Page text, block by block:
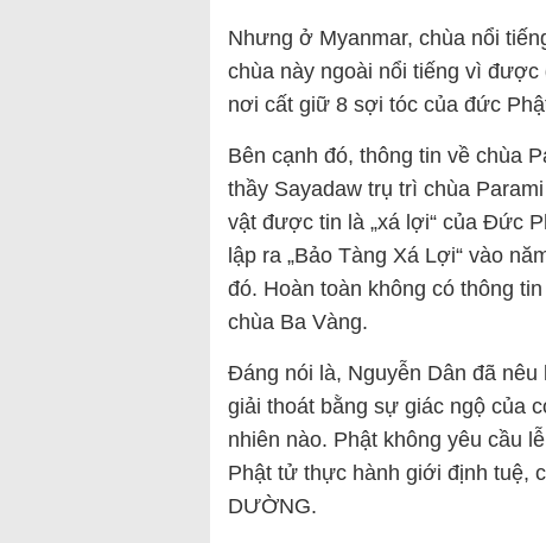
Nhưng ở Myanmar, chùa nổi
chùa này ngoài nổi tiếng vì
nơi cất giữ 8 sợi tóc của đức
Bên cạnh đó, thông tin về chùa
thầy Sayadaw trụ trì chùa
vật được tin là „xá lợi“ của Đức
lập ra „Bảo Tàng Xá Lợi“ vào
đó. Hoàn toàn không có thông
chùa Ba Vàng.
Đáng nói là, Nguyễn Dân đã
giải thoát bằng sự giác ngộ của
nhiên nào. Phật không yêu cầu
Phật tử thực hành giới định tuệ,
DƯỜNG.